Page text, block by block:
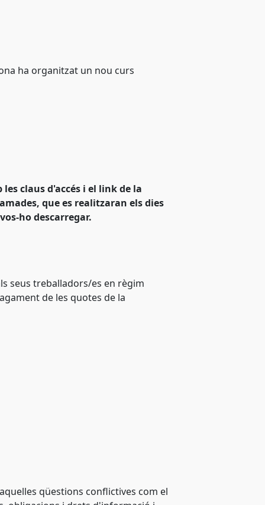
ha organitzat un nou curs
claus d'accés i el link de la
que es realitzaran els dies
ho descarregar.
seus treballadors/es en règim
de les quotes de la
qüestions conflictives com el